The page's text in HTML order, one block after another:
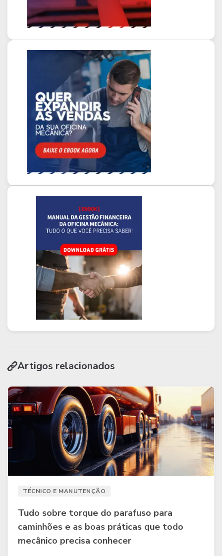
Artigos relacionados
TÉCNICO E MANUTENÇÃO
Tudo sobre torque do parafuso para
caminhões e as boas práticas que todo
mecânico precisa conhecer